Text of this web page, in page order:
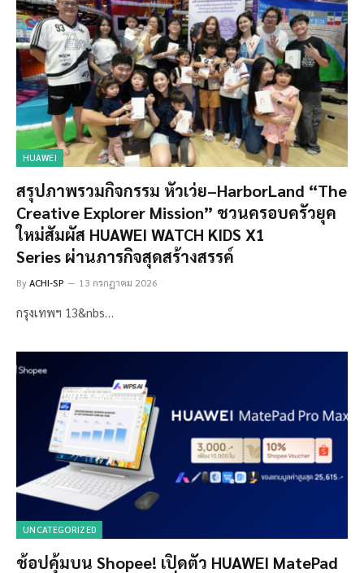
HUAWEI
สรุปภาพรวมกิจกรรม หัวเว่ย–HarborLand “The
Creative Explorer Mission” ชวนครอบครัวยุค
ใหม่สัมผัส HUAWEI WATCH KIDS X1
Series ผ่านภารกิจสุดสร้างสรรค์
ByACHI-SP 13 กรกฎาคม 2026
กรุงเทพฯ 13&nbs…
UNCATEGORIZED
ช้อปคุ้มบน Shopee! เปิดตัว HUAWEI MatePad